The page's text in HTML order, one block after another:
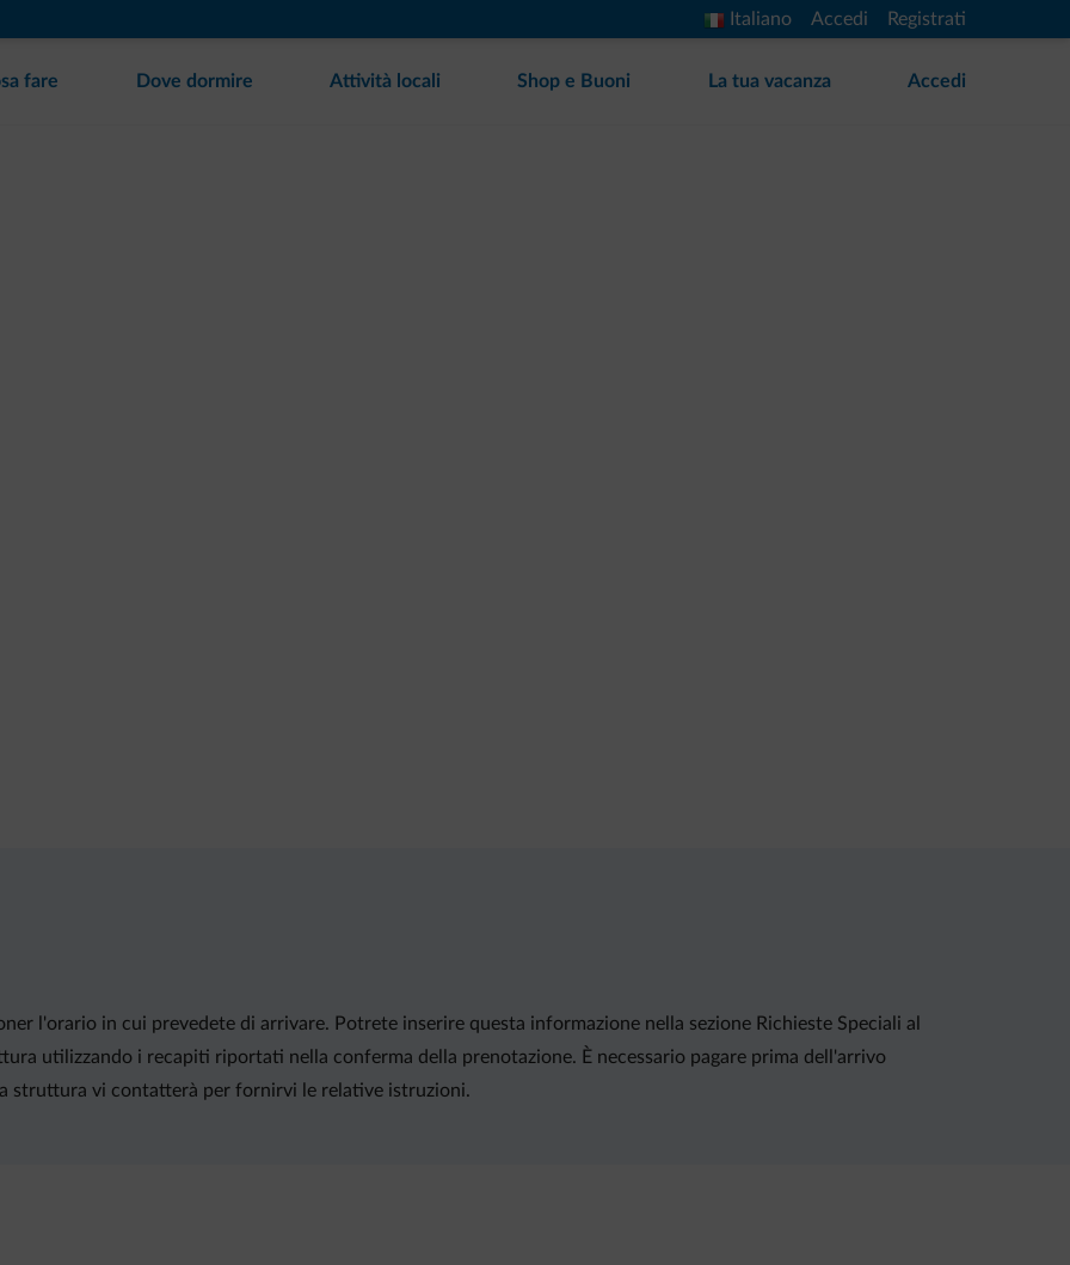
Italiano Accedi Registrati
fare Dove dormire Attività locali Shop e Buoni La tua vacanza Accedi
l'orario in cui prevedete di arrivare. Potrete inserire questa informazione nella sezione Richieste Speciali al
utilizzando i recapiti riportati nella conferma della prenotazione. È necessario pagare prima dell'arrivo
struttura vi contatterà per fornirvi le relative istruzioni.